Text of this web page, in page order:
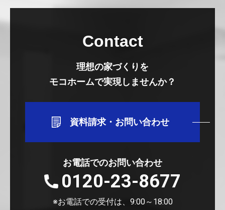
Contact
理想の家づくりを
モコホームで実現しませんか？
資料請求・お問い合わせ
お電話でのお問い合わせ
0120-23-8677
※お電話での受付は、9:00～18:00